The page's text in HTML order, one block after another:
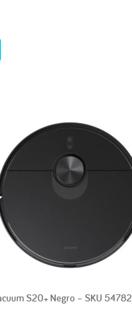
S20+ Negro – SKU 54782